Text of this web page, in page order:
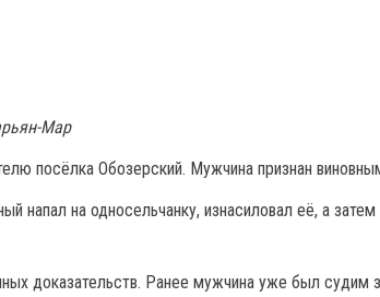
Мар
посёлка Обозерский. Мужчина признан
напал на односельчанку, изнасиловал её, а
доказательств. Ранее мужчина уже был судим